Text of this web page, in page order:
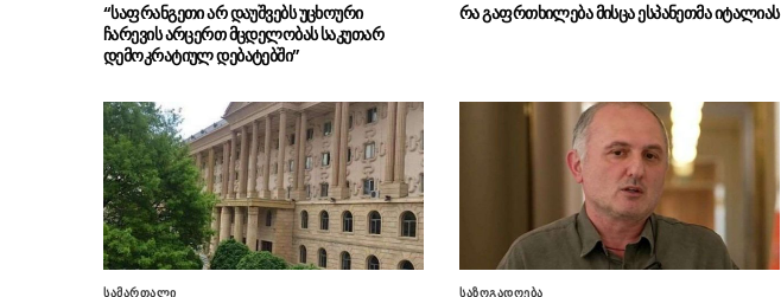
“საფრანგეთი არ დაუშვებს უცხოური
ჩარევის არცერთ მცდელობას საკუთარ
დემოკრატიულ დებატებში”
რა გაფრთხილება მისცა ესპანეთმა იტალიას
სამართალი საზოგადოება